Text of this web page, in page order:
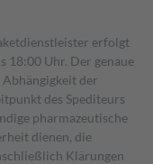
erfolgt
18:00 Uhr. Der genaue
der
des Spediteurs
pharmazeutische
dienen, die
Klärungen